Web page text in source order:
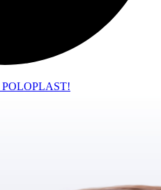
POLOPLAST!